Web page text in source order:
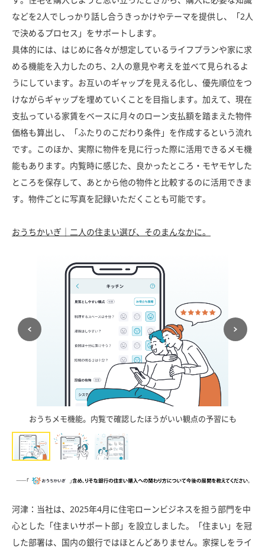
などを2人でしっかり話し合うきっかけやテーマを提供し、「2人
で決めるプロセス」をサポートします。
具体的には、はじめに各々が想定しているライフプランや家に求
める機能を入力したのち、2人の意見や考えを並べて見られるよ
うにしています。お互いのギャップを見える化し、優先順位をつ
けながらギャップを埋めていくことを目指します。加えて、現在
支払っている家賃をベースに月々のローン支払額を踏まえた物件
価格も算出し、「ふたりのこだわり条件」を作成するという流れ
です。このほか、実際に物件を見に行った際に活用できるメモ機
能もあります。内覧時に感じた、良かったところ・モヤモヤした
ところを保存して、あとから他の物件と比較するのに活用できま
す。物件ごとに写真を記録いただくことも可能です。
おうちかいぎ｜二人の住まい選び、そのまんなかに。
おうちメモ機能。内覧で確認したほうがいい観点の予習にも
河津：当社は、2025年4月に住宅ローンビジネスを担う部門を中
心とした「住まいサポート部」を設立しました。「住まい」を冠
した部署は、国内の銀行ではほとんどありません。家探しをライ